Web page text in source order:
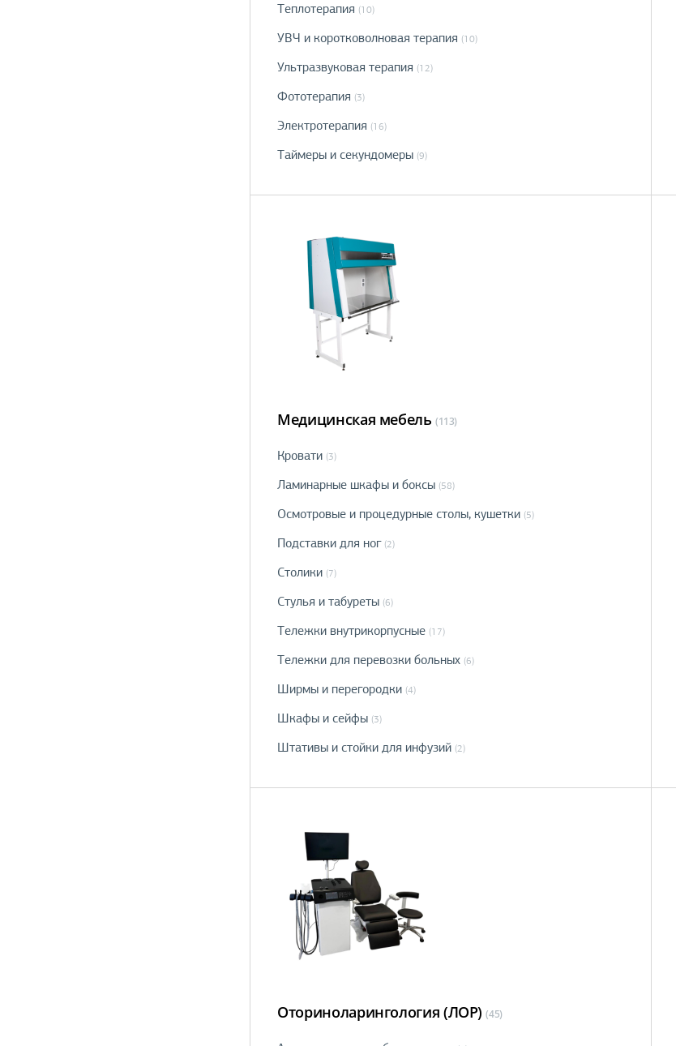
Теплотерапия (10)
УВЧ и коротковолновая терапия (10)
Ультразвуковая терапия (12)
Фототерапия (3)
Электротерапия (16)
Таймеры и секундомеры (9)
Медицинская мебель (113)
Кровати (3)
Ламинарные шкафы и боксы (58)
Осмотровые и процедурные столы, кушетки (5)
Подставки для ног (2)
Столики (7)
Стулья и табуреты (6)
Тележки внутрикорпусные (17)
Тележки для перевозки больных (6)
Ширмы и перегородки (4)
Шкафы и сейфы (3)
Штативы и стойки для инфузий (2)
Оториноларингология (ЛОР) (45)